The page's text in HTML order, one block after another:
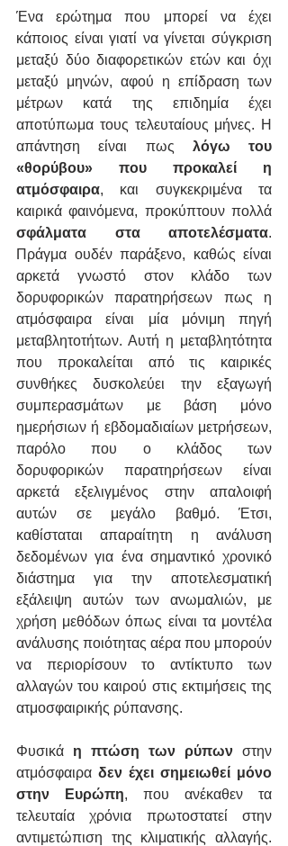
Ένα ερώτημα που μπορεί να έχει
κάποιος είναι γιατί να γίνεται σύγκριση
μεταξύ δύο διαφορετικών ετών και όχι
μεταξύ μηνών, αφού η επίδραση των
μέτρων κατά της επιδημία έχει
αποτύπωμα τους τελευταίους μήνες. Η
απάντηση είναι πως
«θορύβου» που προκαλεί η
ατμόσφαιρα, και συγκεκριμένα τα
σφάλματα στα αποτελέσματα.
Πράγμα ουδέν παράξενο, καθώς είναι
αρκετά γνωστό στον κλάδο των
δορυφορικών παρατηρήσεων πως η
ατμόσφαιρα είναι μία μόνιμη πηγή
μεταβλητοτήτων. Αυτή η μεταβλητότητα
που προκαλείται από τις καιρικές
συνθήκες δυσκολεύει την εξαγωγή
συμπερασμάτων με βάση μόνο
ημερήσιων ή εβδομαδιαίων μετρήσεων,
παρόλο που ο κλάδος των
δορυφορικών παρατηρήσεων είναι
αρκετά εξελιγμένος στην απαλοιφή
αυτών σε μεγάλο βαθμό. Έτσι,
καθίσταται απαραίτητη η ανάλυση
δεδομένων για ένα σημαντικό χρονικό
διάστημα για την αποτελεσματική
εξάλειψη αυτών των ανωμαλιών, με
χρήση μεθόδων όπως είναι τα μοντέλα
ανάλυσης ποιότητας αέρα που μπορούν
να περιορίσουν το αντίκτυπο των
αλλαγών του καιρού στις εκτιμήσεις της
ατμοσφαιρικής ρύπανσης.
Φυσικά η πτώση των ρύπων στην
ατμόσφαιρα δεν έχει σημειωθεί μόνο
στην Ευρώπη, που ανέκαθεν τα
τελευταία χρόνια πρωτοστατεί στην
αντιμετώπιση της κλιματικής αλλαγής.